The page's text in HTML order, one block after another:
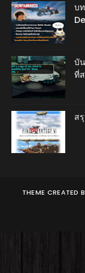
บ
บั
ที่
ส
THEME CREATED